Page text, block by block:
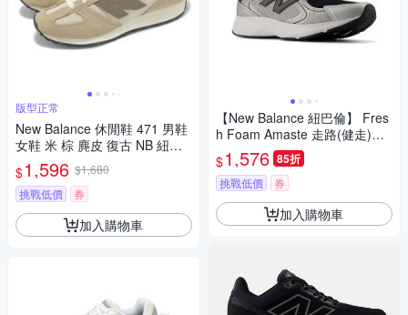
版型正常
New Balance 休閒鞋 471 男鞋
女鞋 米 棕 麂皮 復古 NB 紐巴
倫 U471AI-D
$1,596 $1,680
挑戰低價
券
加入購物車
【New Balance 紐巴倫】 Fres
h Foam Amaste 走路(健走)鞋
運動鞋 男 - MAMASMK1
$1,576 85折
挑戰低價 券
加入購物車